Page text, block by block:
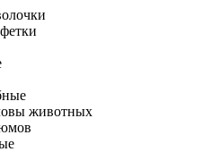
животных